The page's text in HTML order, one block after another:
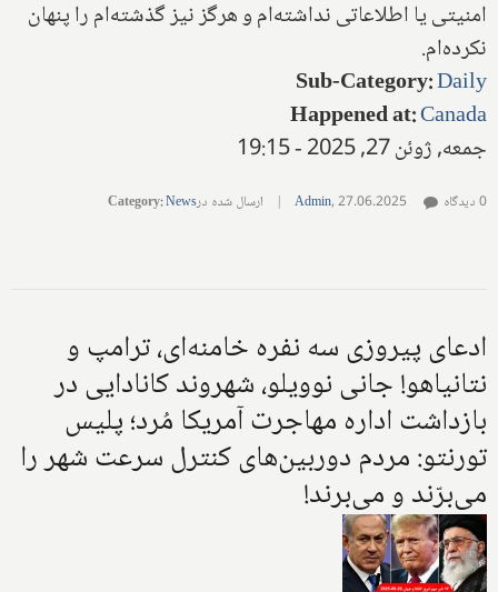
امنیتی یا اطلاعاتی نداشته‌ام و هرگز نیز گذشته‌ام را پنهان
نکرده‌ام.
Sub-Category:Daily
Happened at:Canada
جمعه, ژوئن 27, 2025 - 19:15
Admin,27.06.2025
| ارسال شده در Category:News 0 دیدگاه
ادعای پیروزی سه نفره خامنه‌ای، ترامپ و
نتانیاهو! جانی نوویلو، شهروند کانادایی در
بازداشت اداره مهاجرت آمریکا مُرد؛ پلیس
تورنتو: مردم دوربین‌های کنترل سرعت شهر را
می‌برّند و می‌برند!